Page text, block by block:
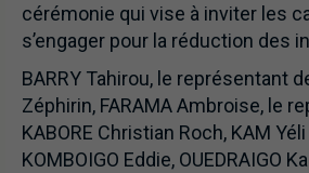
cérémonie qui vise à inviter les
s’engager pour la réduction des
BARRY Tahirou, le représentant
Zéphirin, FARAMA Ambroise, le
KABORE Christian Roch, KAM
KOMBOIGO Eddie, OUEDRAIGO